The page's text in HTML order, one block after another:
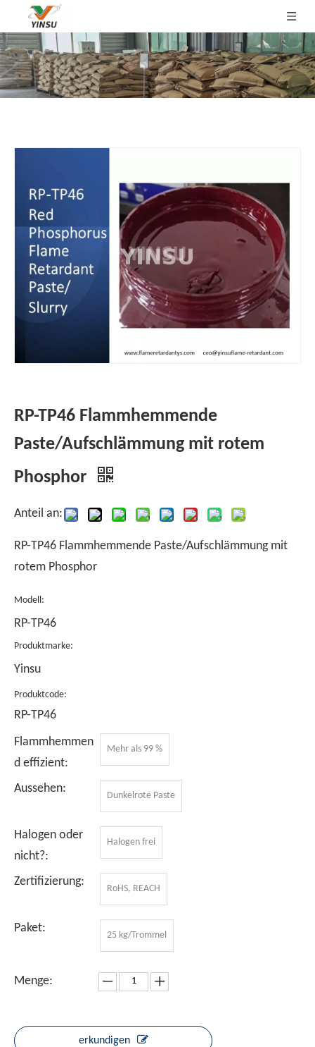
RP-TP46 Flammhemmende
Paste/Aufschlämmung mit rotem
Phosphor
Anteil an:
RP-TP46 Flammhemmende Paste/Aufschlämmung mit
rotem Phosphor
Modell:
RP-TP46
Produktmarke:
Yinsu
Produktcode:
RP-TP46
Flammhemmen
d effizient:
Mehr als 99 %
Aussehen:
Dunkelrote Paste
Halogen oder
nicht?:
Halogen frei
Zertifizierung:
RoHS, REACH
Paket:
25 kg/Trommel
Menge:
erkundigen